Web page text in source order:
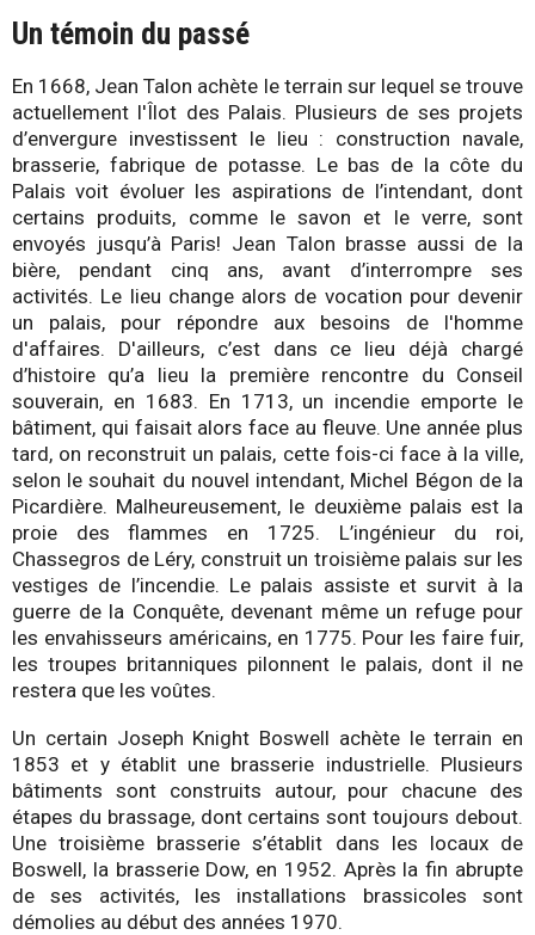
Un témoin du passé
En 1668, Jean Talon achète le terrain sur lequel se trouve
actuellement l'Îlot des Palais. Plusieurs de ses projets
d’envergure investissent le lieu : construction navale,
brasserie, fabrique de potasse. Le bas de la côte du
Palais voit évoluer les aspirations de l’intendant, dont
certains produits, comme le savon et le verre, sont
envoyés jusqu’à Paris! Jean Talon brasse aussi de la
bière, pendant cinq ans, avant d’interrompre ses
activités. Le lieu change alors de vocation pour devenir
un palais, pour répondre aux besoins de l'homme
d'affaires. D'ailleurs, c’est dans ce lieu déjà chargé
d’histoire qu’a lieu la première rencontre du Conseil
souverain, en 1683. En 1713, un incendie emporte le
bâtiment, qui faisait alors face au fleuve. Une année plus
tard, on reconstruit un palais, cette fois-ci face à la ville,
selon le souhait du nouvel intendant, Michel Bégon de la
Picardière. Malheureusement, le deuxième palais est la
proie des flammes en 1725. L’ingénieur du roi,
Chassegros de Léry, construit un troisième palais sur les
vestiges de l’incendie. Le palais assiste et survit à la
guerre de la Conquête, devenant même un refuge pour
les envahisseurs américains, en 1775. Pour les faire fuir,
les troupes britanniques pilonnent le palais, dont il ne
restera que les voûtes.
Un certain Joseph Knight Boswell achète le terrain en
1853 et y établit une brasserie industrielle. Plusieurs
bâtiments sont construits autour, pour chacune des
étapes du brassage, dont certains sont toujours debout.
Une troisième brasserie s’établit dans les locaux de
Boswell, la brasserie Dow, en 1952. Après la fin abrupte
de ses activités, les installations brassicoles sont
démolies au début des années 1970.